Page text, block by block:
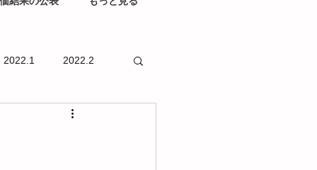
2022.1 2022.2